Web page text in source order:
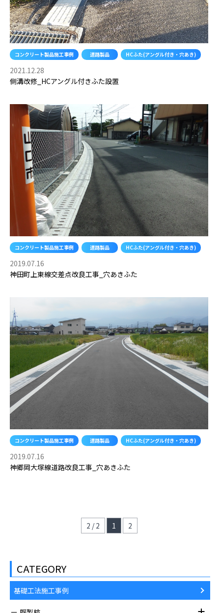
コンクリート製品施工事例 道路製品 HCふた(アングル付き・穴あき)
2021.12.28
側溝改修_HCアングル付きふた設置
コンクリート製品施工事例 道路製品 HCふた(アングル付き・穴あき)
2019.07.16
神田町上東線交差点改良工事_穴あきふた
コンクリート製品施工事例 道路製品 HCふた(アングル付き・穴あき)
2019.07.16
神郷岡大塚線道路改良工事_穴あきふた
2 / 2 1 2
CATEGORY
基礎工法施工事例